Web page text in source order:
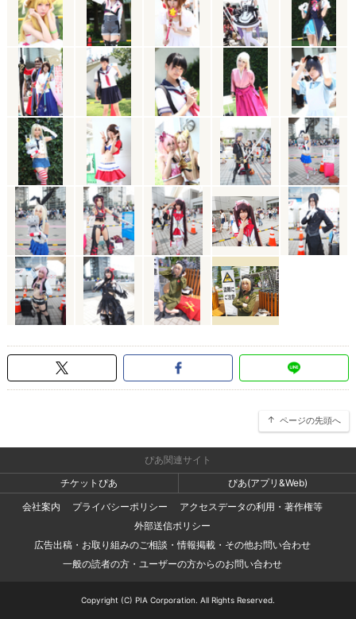
ページの先頭へ
ぴあ関連サイト
チケットぴあ
ぴあ(アプリ&Web)
会社案内
プライバシーポリシー
アクセスデータの利用・著作権等
外部送信ポリシー
広告出稿・お取り組みのご相談・情報掲載・その他お問い合わせ
一般の読者の方・ユーザーの方からのお問い合わせ
Copyright (C) PIA Corporation. All Rights Reserved.